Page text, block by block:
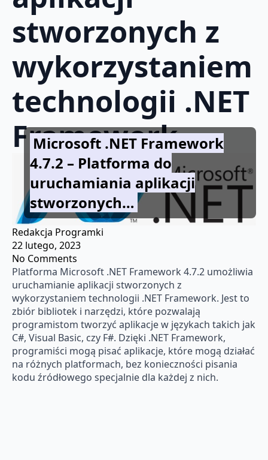
stworzonych z
wykorzystaniem
technologii .NET
Framework
Microsoft .NET Framework
4.7.2 – Platforma do
uruchamiania aplikacji
stworzonych…
Redakcja Programki
22 lutego, 2023
No Comments
Platforma Microsoft .NET Framework 4.7.2 umożliwia
uruchamianie aplikacji stworzonych z
wykorzystaniem technologii .NET Framework. Jest to
zbiór bibliotek i narzędzi, które pozwalają
programistom tworzyć aplikacje w językach takich jak
C#, Visual Basic, czy F#. Dzięki .NET Framework,
programiści mogą pisać aplikacje, które mogą działać
na różnych platformach, bez konieczności pisania
kodu źródłowego specjalnie dla każdej z nich.